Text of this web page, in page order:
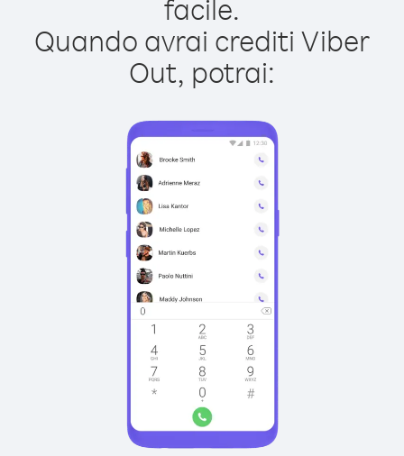
facile.
Quando avrai crediti Viber
Out, potrai: